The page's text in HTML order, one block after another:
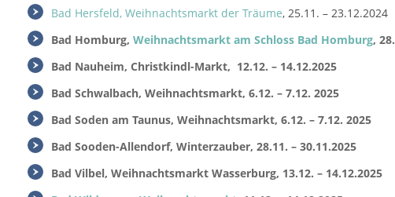
Bad Hersfeld, Weihnachtsmarkt der Träume, 25.11. – 23.12.2024
Bad Homburg, Weihnachtsmarkt am Schloss Bad Homburg,
Bad Nauheim, Christkindl-Markt, 12.12. – 14.12.2025
Bad Schwalbach, Weihnachtsmarkt, 6.12. – 7.12. 2025
Bad Soden am Taunus, Weihnachtsmarkt, 6.12. – 7.12. 2025
Bad Sooden-Allendorf, Winterzauber, 28.11. – 30.11.2025
Bad Vilbel, Weihnachtsmarkt Wasserburg, 13.12. – 14.12.2025